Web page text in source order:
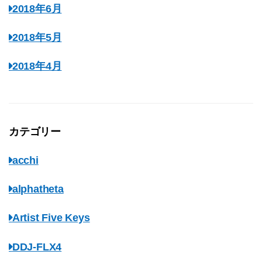
2018年6月
2018年5月
2018年4月
カテゴリー
acchi
alphatheta
Artist Five Keys
DDJ-FLX4